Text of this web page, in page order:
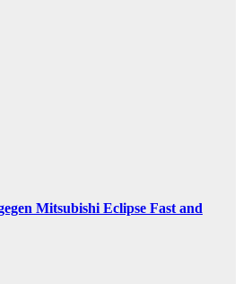
Mitsubishi Eclipse Fast and